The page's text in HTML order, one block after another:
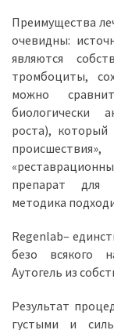
Преимущества
очевидны:
являются
тромбоциты,
можно
биологически
роста), который
препарат для
методика
Regenlab–
безо всякого
Аутогель из
Результат
густыми и